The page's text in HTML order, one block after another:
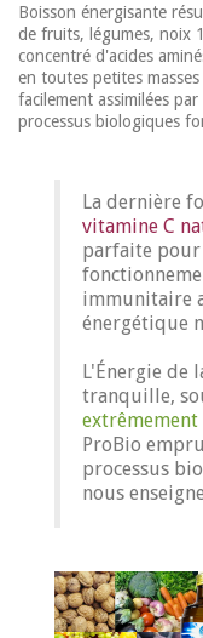
Boisson énergisante
de fruits, légumes, noix
concentré d'acides
en toutes petites
facilement assimilées
processus biologiques
La dernière
vitamine C
parfaite
immunitaire
énergétique
L'Énergie de
tranquille,
ProBio
processus
nous